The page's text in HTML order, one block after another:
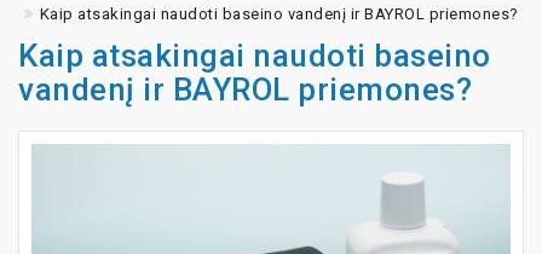
Kaip atsakingai naudoti baseino vandenį ir BAYROL priemones?
Kaip atsakingai naudoti baseino
vandenį ir BAYROL priemones?